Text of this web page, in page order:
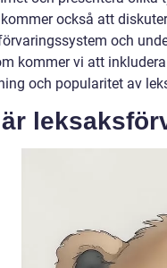
också att
och
kommer vi att
och popularitet av